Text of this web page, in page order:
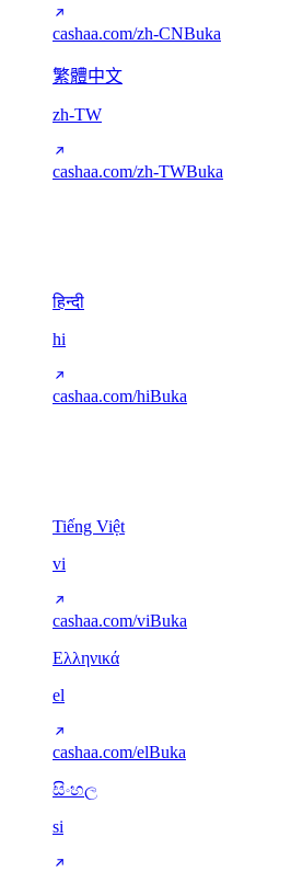
cashaa.com/zh-CNBuka
繁體中文
zh-TW
cashaa.com/zh-TWBuka
हिन्दी
hi
cashaa.com/hiBuka
Tiếng Việt
vi
cashaa.com/viBuka
Ελληνικά
el
cashaa.com/elBuka
සිංහල
si